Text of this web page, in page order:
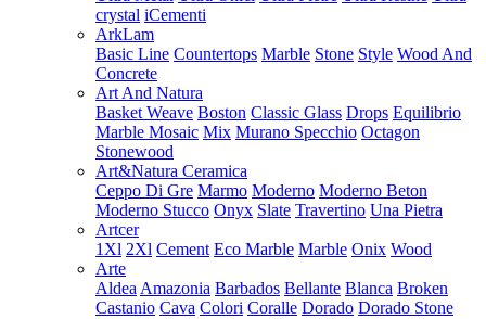
crystal iCementi
ArkLam
Basic Line Countertops Marble Stone Style Wood And
Concrete
Art And Natura
Basket Weave Boston Classic Glass Drops Equilibrio
Marble Mosaic Mix Murano Specchio Octagon
Stonewood
Art&Natura Ceramica
Ceppo Di Gre Marmo Moderno Moderno Beton
Moderno Stucco Onyx Slate Travertino Una Pietra
Artcer
1Xl 2Xl Cement Eco Marble Marble Onix Wood
Arte
Aldea Amazonia Barbados Bellante Blanca Broken
Castanio Cava Colori Coralle Dorado Dorado Stone